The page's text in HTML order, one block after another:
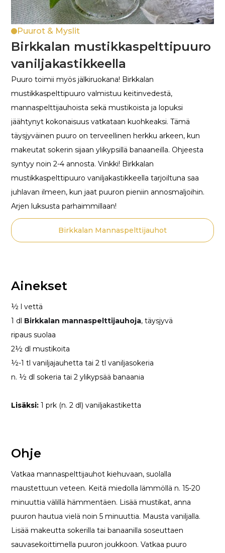
Puurot & Myslit
Birkkalan mustikkaspelttipuuro
vaniljakastikkeella
Puuro toimii myös jälkiruokana! Birkkalan
mustikkaspelttipuuro valmistuu keitinvedestä,
mannaspelttijauhoista sekä mustikoista ja lopuksi
jäähtynyt kokonaisuus vatkataan kuohkeaksi. Tämä
täysjyväinen puuro on terveellinen herkku arkeen, kun
makeutat sokerin sijaan ylikypsillä banaaneilla. Ohjeesta
syntyy noin 2-4 annosta. Vinkki! Birkkalan
mustikkaspelttipuuro vaniljakastikkeella tarjoiltuna saa
juhlavan ilmeen, kun jaat puuron pieniin annosmaljoihin.
Arjen luksusta parhaimmillaan!
Birkkalan Mannaspelttijauhot
Ainekset
½ l vettä
1 dl Birkkalan mannaspelttijauhoja, täysjyvä
ripaus suolaa
2½ dl mustikoita
½-1 tl vaniljajauhetta tai 2 tl vaniljasokeria
n. ½ dl sokeria tai 2 ylikypsää banaania
Lisäksi: 1 prk (n. 2 dl) vaniljakastiketta
Ohje
Vatkaa mannaspelttijauhot kiehuvaan, suolalla
maustettuun veteen. Keitä miedolla lämmöllä n. 15-20
minuuttia välillä hämmentäen. Lisää mustikat, anna
puuron hautua vielä noin 5 minuuttia. Mausta vaniljalla.
Lisää makeutta sokerilla tai banaanilla soseuttaen
sauvasekoittimella puuron joukkoon. Vatkaa puuro